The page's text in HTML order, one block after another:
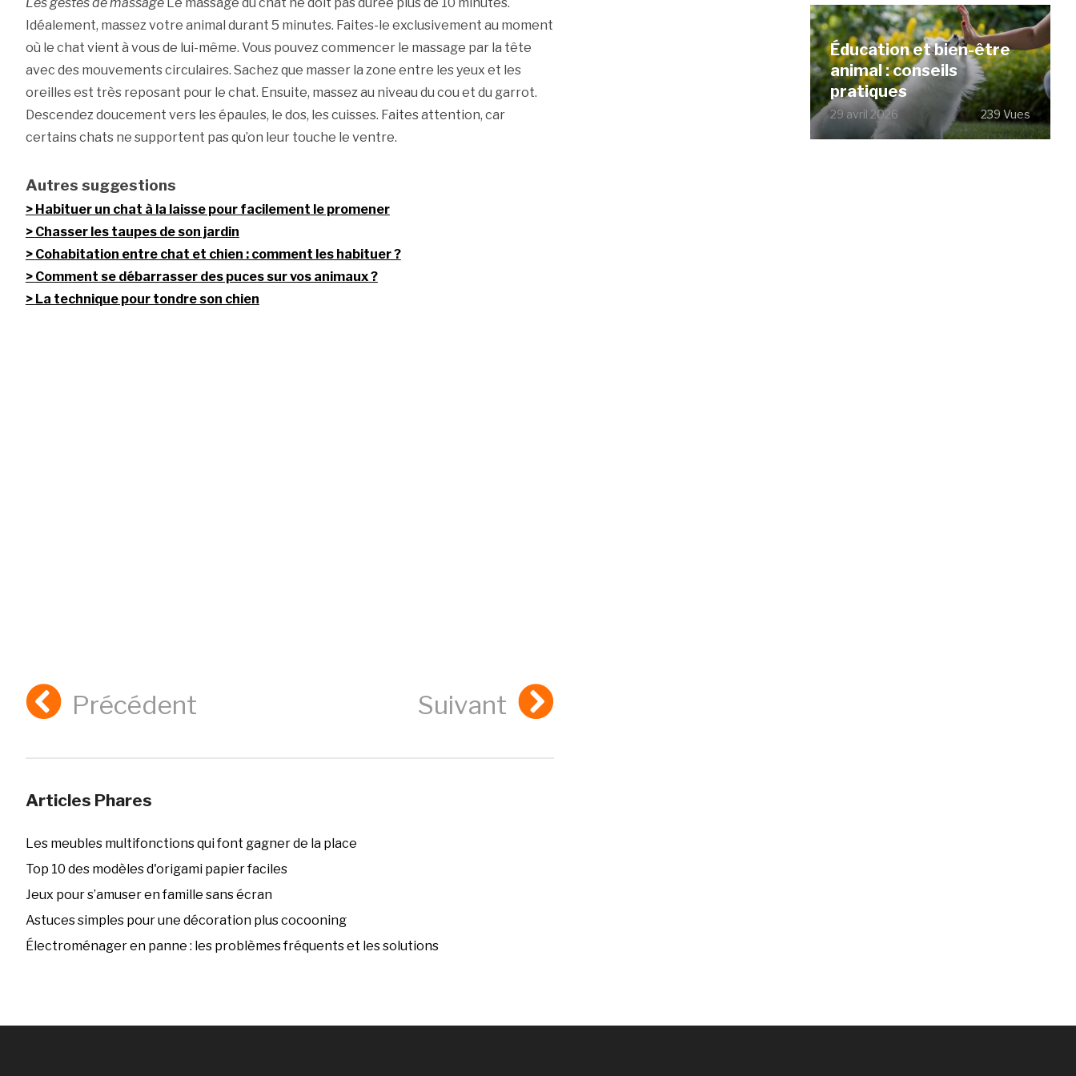
Idéalement, massez votre animal durant 5 minutes. Faites-le exclusivement au moment
où le chat vient à vous de lui-même. Vous pouvez commencer le massage par la tête
avec des mouvements circulaires. Sachez que masser la zone entre les yeux et les
oreilles est très reposant pour le chat. Ensuite, massez au niveau du cou et du garrot.
Descendez doucement vers les épaules, le dos, les cuisses. Faites attention, car
certains chats ne supportent pas qu’on leur touche le ventre.
Autres suggestions
Habituer un chat à la laisse pour facilement le promener
Chasser les taupes de son jardin
Cohabitation entre chat et chien : comment les habituer ?
Comment se débarrasser des puces sur vos animaux ?
La technique pour tondre son chien
Précédent Suivant
Articles Phares
Les meubles multifonctions qui font gagner de la place
Top 10 des modèles d'origami papier faciles
Jeux pour s’amuser en famille sans écran
Astuces simples pour une décoration plus cocooning
Électroménager en panne : les problèmes fréquents et les solutions
Éducation et bien-être
animal : conseils
pratiques
29 avril 2026 239 Vues